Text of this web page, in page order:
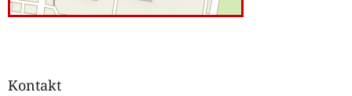
Kontakt